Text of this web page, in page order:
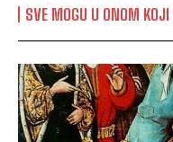
SVE MOGU U ONOM